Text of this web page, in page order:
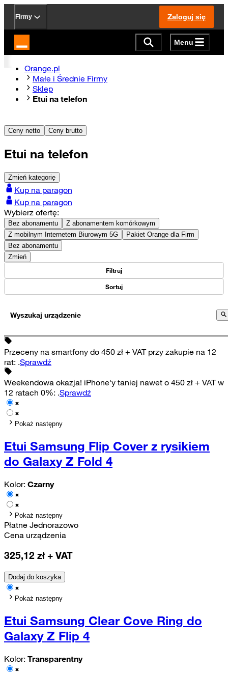
Firmy Zaloguj się
Strona główna Orange.pl Menu
Orange.pl
Małe i Średnie Firmy
Sklep
Etui na telefon
Ceny netto Ceny brutto
Etui na telefon
Zmień kategorię
Kup na paragon
Kup na paragon
Wybierz ofertę:
Bez abonamentu
Z abonamentem komórkowym
Z mobilnym Internetem Biurowym 5G
Pakiet Orange dla Firm
Bez abonamentu
Zmień
Filtruj
Sortuj
Wyszukaj urządzenie
Przeceny na smartfony do 450 zł + VAT przy zakupie na 12
rat: .Sprawdź
Weekendowa okazja! iPhone'y taniej nawet o 450 zł + VAT w
12 ratach 0%: .Sprawdź
Pokaż następny
Etui Samsung Flip Cover z rysikiem
do Galaxy Z Fold 4
Kolor: Czarny
Pokaż następny
Płatne Jednorazowo
Cena urządzenia
325,12 zł + VAT
Dodaj do koszyka
Pokaż następny
Etui Samsung Clear Cove Ring do
Galaxy Z Flip 4
Kolor: Transparentny